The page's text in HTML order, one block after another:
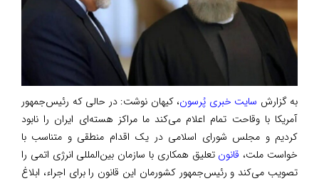
به گزارش سایت خبری پُرسون، کیهان نوشت: در حالی که رئیس‌جمهور
آمریکا با وقاحت تمام اعلام می‌کند ما مراکز هسته‌ای ایران را نابود
کردیم و مجلس شورای اسلامی در یک اقدام منطقی و متناسب با
خواست ملت‌، قانون تعلیق همکاری با سازمان بین‌المللی انرژی اتمی را
تصویب می‌کند و رئیس‌جمهور کشورمان این قانون را برای اجراء، ابلاغ